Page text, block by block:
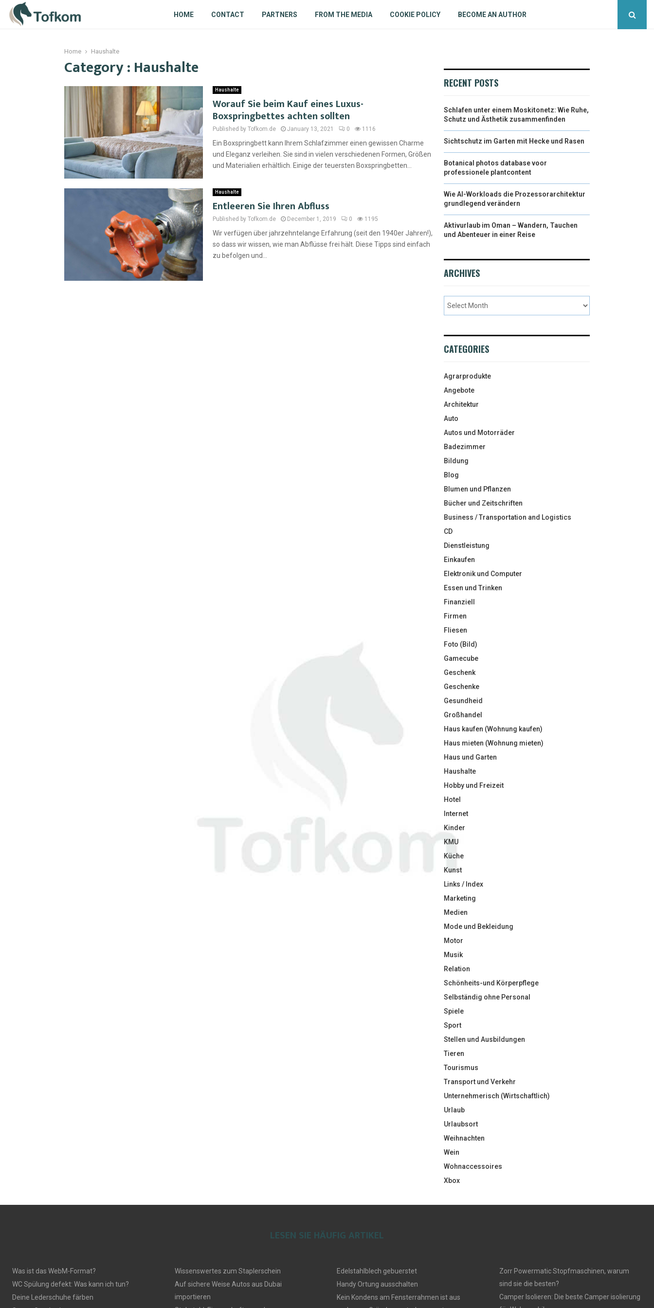
HOME CONTACT PARTNERS FROM THE MEDIA COOKIE POLICY BECOME AN AUTHOR
Home Haushalte
Category : Haushalte
Haushalte
Worauf Sie beim Kauf eines Luxus-
Boxspringbettes achten sollten
Published by Tofkom.de January 13, 2021 0 1116
Ein Boxspringbett kann Ihrem Schlafzimmer einen gewissen Charme
und Eleganz verleihen. Sie sind in vielen verschiedenen Formen, Größen
und Materialien erhältlich. Einige der teuersten Boxspringbetten...
Haushalte
Entleeren Sie Ihren Abfluss
Published by Tofkom.de December 1, 2019 0 1195
Wir verfügen über jahrzehntelange Erfahrung (seit den 1940er Jahren!),
so dass wir wissen, wie man Abflüsse frei hält. Diese Tipps sind einfach
zu befolgen und...
RECENT POSTS
Schlafen unter einem Moskitonetz: Wie Ruhe,
Schutz und Ästhetik zusammenfinden
Sichtschutz im Garten mit Hecke und Rasen
Botanical photos database voor
professionele plantcontent
Wie AI-Workloads die Prozessorarchitektur
grundlegend verändern
Aktivurlaub im Oman – Wandern, Tauchen
und Abenteuer in einer Reise
ARCHIVES
CATEGORIES
Agrarprodukte
Angebote
Architektur
Auto
Autos und Motorräder
Badezimmer
Bildung
Blog
Blumen und Pflanzen
Bücher und Zeitschriften
Business / Transportation and Logistics
CD
Dienstleistung
Einkaufen
Elektronik und Computer
Essen und Trinken
Finanziell
Firmen
Fliesen
Foto (Bild)
Gamecube
Geschenk
Geschenke
Gesundheid
Großhandel
Haus kaufen (Wohnung kaufen)
Haus mieten (Wohnung mieten)
Haus und Garten
Haushalte
Hobby und Freizeit
Hotel
Internet
Kinder
KMU
Küche
Kunst
Links / Index
Marketing
Medien
Mode und Bekleidung
Motor
Musik
Relation
Schönheits-und Körperpflege
Selbständig ohne Personal
Spiele
Sport
Stellen und Ausbildungen
Tieren
Tourismus
Transport und Verkehr
Unternehmerisch (Wirtschaftlich)
Urlaub
Urlaubsort
Weihnachten
Wein
Wohnaccessoires
Xbox
LESEN SIE HÄUFIG ARTIKEL
Was ist das WebM-Format?
WC Spülung defekt: Was kann ich tun?
Deine Lederschuhe färben
Wissenswertes zum Staplerschein
Auf sichere Weise Autos aus Dubai
importieren
Edelstahlblech gebuerstet
Handy Ortung ausschalten
Kein Kondens am Fensterrahmen ist aus
Zorr Powermatic Stopfmaschinen, warum
sind sie die besten?
Camper Isolieren: Die beste Camper isolierung